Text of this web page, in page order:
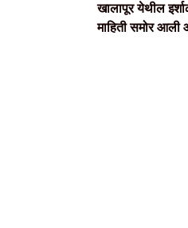
खालापूर येथील
माहिती समोर आली